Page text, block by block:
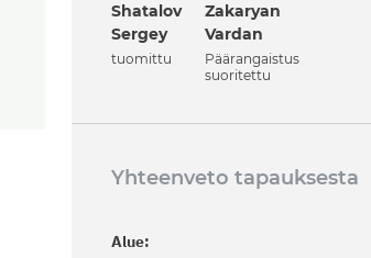
Shatalov
Sergey
tuomittu
Zakaryan
Vardan
Päärangaistus
suoritettu
Yhteenveto tapauksesta
Alue: